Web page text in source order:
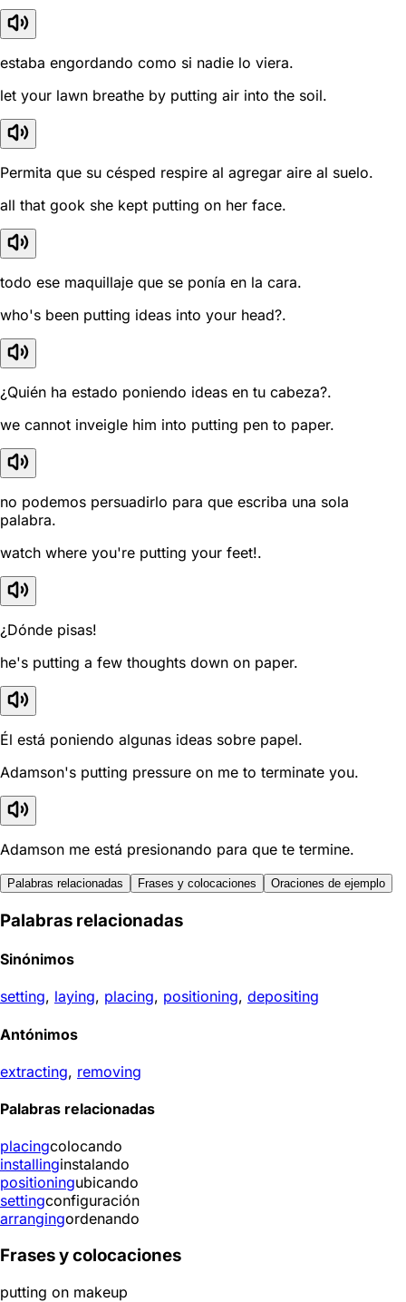
estaba engordando como si nadie lo viera.
let your lawn breathe by putting air into the soil.
Permita que su césped respire al agregar aire al suelo.
all that gook she kept putting on her face.
todo ese maquillaje que se ponía en la cara.
who's been putting ideas into your head?.
¿Quién ha estado poniendo ideas en tu cabeza?.
we cannot inveigle him into putting pen to paper.
no podemos persuadirlo para que escriba una sola
palabra.
watch where you're putting your feet!.
¿Dónde pisas!
he's putting a few thoughts down on paper.
Él está poniendo algunas ideas sobre papel.
Adamson's putting pressure on me to terminate you.
Adamson me está presionando para que te termine.
Palabras relacionadas Frases y colocaciones Oraciones de ejemplo
Palabras relacionadas
Sinónimos
setting, laying, placing, positioning, depositing
Antónimos
extracting, removing
Palabras relacionadas
placingcolocando
installinginstalando
positioningubicando
settingconfiguración
arrangingordenando
Frases y colocaciones
putting on makeup